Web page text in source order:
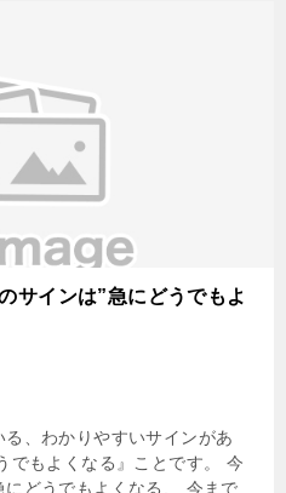
サインは”急にどうでもよ
、わかりやすいサインがあ
でもよくなる』ことです。 今
どうでもよくなる、 今まで